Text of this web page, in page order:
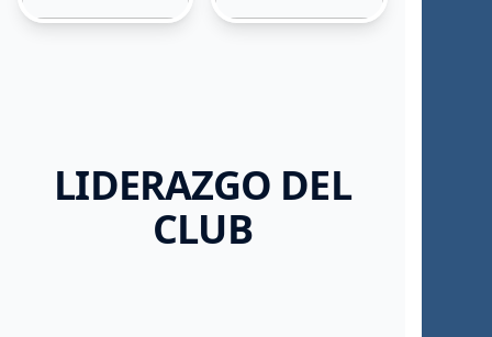
LIDERAZGO DEL
CLUB